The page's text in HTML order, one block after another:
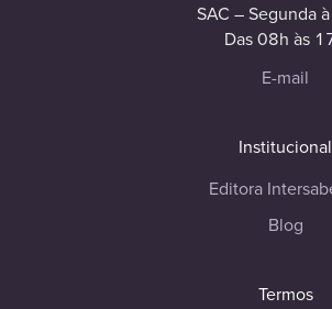
SAC – Segunda
Das 08h às
E-mail
Institucional
Editora
Blog
Termos